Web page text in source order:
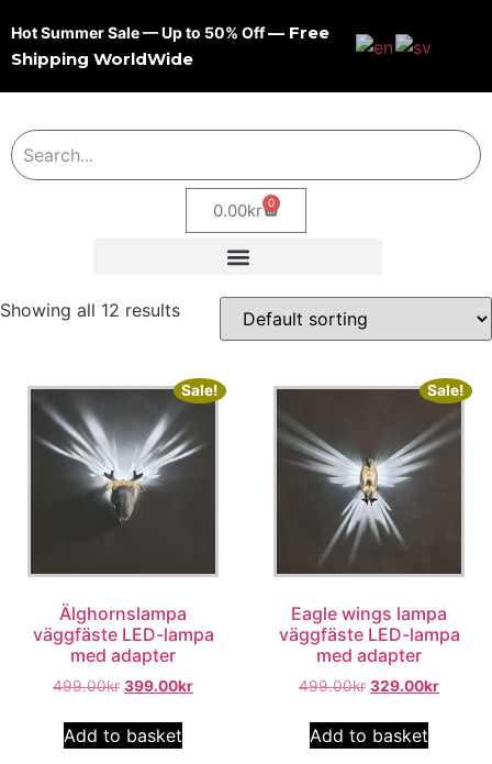
Hot Summer Sale — Up to 50% Off— Free
Shipping WorldWide
0.00kr 0
Showing all 12 results
Sale!
Älghornslampa
väggfäste LED-lampa
med adapter
499.00kr 399.00kr
Add to basket
Sale!
Eagle wings lampa
väggfäste LED-lampa
med adapter
499.00kr 329.00kr
Add to basket